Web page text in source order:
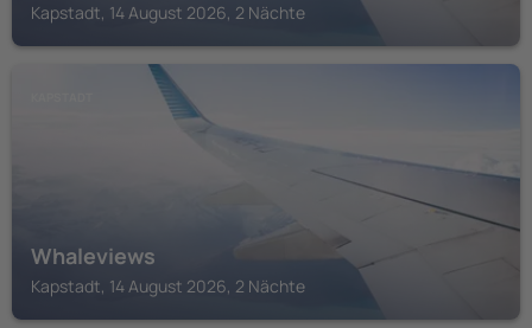
Kapstadt, 14 August 2026, 2 Nächte
Whaleviews
Kapstadt, 14 August 2026, 2 Nächte